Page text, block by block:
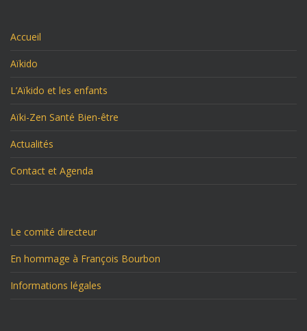
Accueil
Aïkido
L’Aïkido et les enfants
Aïki-Zen Santé Bien-être
Actualités
Contact et Agenda
Le comité directeur
En hommage à François Bourbon
Informations légales